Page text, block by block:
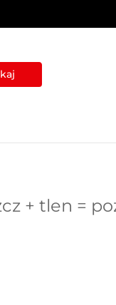
+ tlen =